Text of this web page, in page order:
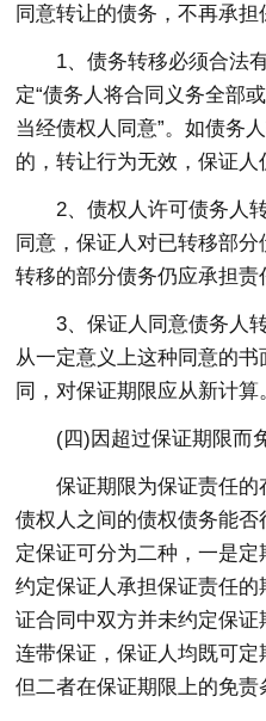
同意转让的债务，不再承担
1、债务转移必须合法
定“债务人将合同义务全部
当经债权人同意”。如债务
的，转让行为无效，保证人
2、债权人许可债务人
同意，保证人对已转移部
转移的部分债务仍应承担责
3、保证人同意债务人
从一定意义上这种同意的
同，对保证期限应从新计算
(四)因超过保证期限而
保证期限为保证责任
债权人之间的债权债务能
定保证可分为二种，一是
约定保证人承担保证责任
证合同中双方并未约定保
连带保证，保证人均既可定
但二者在保证期限上的免责